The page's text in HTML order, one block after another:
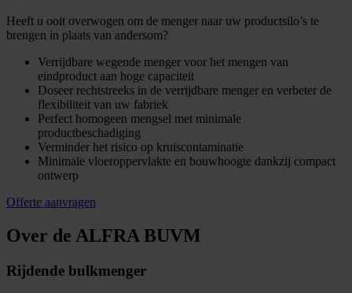
Heeft u ooit overwogen om de menger naar uw productsilo’s te
brengen in plaats van andersom?
Verrijdbare wegende menger voor het mengen van
eindproduct aan hoge capaciteit
Doseer rechtstreeks in de verrijdbare menger en verbeter de
flexibiliteit van uw fabriek
Perfect homogeen mengsel met minimale
productbeschadiging
Verminder het risico op kruiscontaminatie
Minimale vloeroppervlakte en bouwhoogte dankzij compact
ontwerp
Offerte aanvragen
Over de ALFRA BUVM
Rijdende bulkmenger